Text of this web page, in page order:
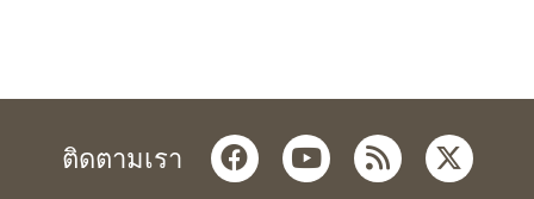
ติดตามเรา facebookyoutube
rss twitter